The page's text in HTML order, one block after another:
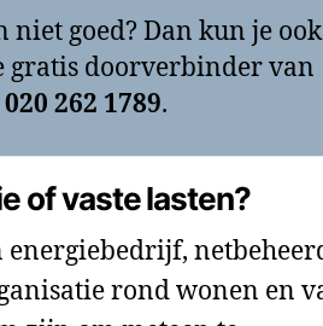
goed? Dan kun je ook
gratis doorverbinder van
020 262 1789.
of vaste lasten?
energiebedrijf,
rond wonen en